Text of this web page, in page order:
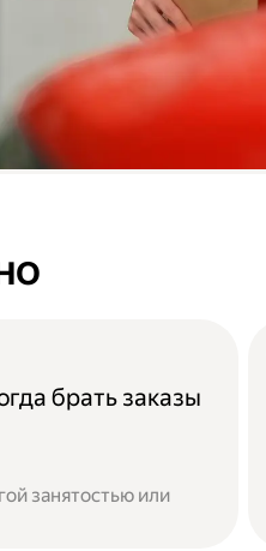
брать заказы
занятостью или